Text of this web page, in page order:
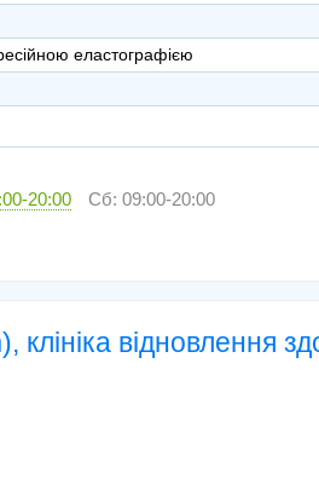
еластографією
20:00 Сб: 09:00-20:00
клініка відновлення